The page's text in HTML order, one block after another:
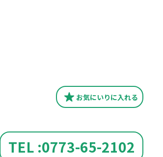
お気にいりに入れる
TEL :0773-65-2102